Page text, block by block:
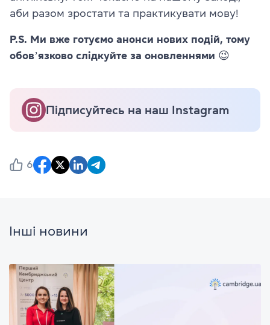
аби разом зростати та практикувати мову!
P.S. Ми вже готуємо анонси нових подій, тому
обовʼязково слідкуйте за оновленнями 😉
Підписуйтесь на наш Instagram
6
Інші новини